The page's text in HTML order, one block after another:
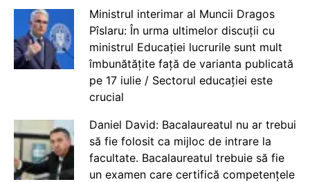
Ministrul interimar al Muncii Dragos
Pîslaru: În urma ultimelor discuții cu
ministrul Educației lucrurile sunt mult
îmbunătățite față de varianta publicată
pe 17 iulie / Sectorul educației este
crucial
Daniel David: Bacalaureatul nu ar trebui
să fie folosit ca mijloc de intrare la
facultate. Bacalaureatul trebuie să fie
un examen care certifică competențele